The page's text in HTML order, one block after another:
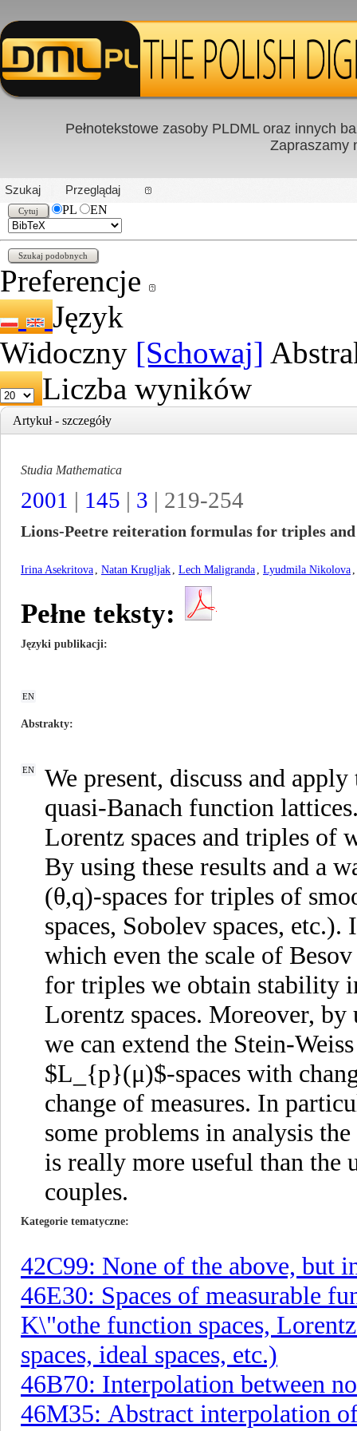
PL|EN
Pełnotekstowe zasoby PLDML oraz innych
Zapraszamy
Szukaj
Przeglądaj
PL
EN
Preferencje
Język
Widoczny [Schowaj]
Liczba wyników
Artykuł - szczegóły
Studia Mathematica
2001 | 145 | 3 | 219-254
Lions-Peetre reiteration formulas for triples
Irina Asekritova , Natan Krugljak , Lech Maligranda , Lyudmila Nikolova ,
Pełne teksty:
Języki publikacji
EN
Abstrakty
EN
We present, discuss and
quasi-Banach function
Lorentz spaces and triples of
By using these results and a
(θ,q)-spaces for triples of
spaces, Sobolev spaces,
which even the scale of
for triples we obtain stability
Lorentz spaces. Moreover, by
we can extend the Stein-
$L_{p}(μ)$-spaces with
change of measures. In
some problems in analysis
is really more useful than the
couples.
Kategorie tematyczne
42C99: None of the above, but
46E30: Spaces of measurable
K\"othe function spaces,
spaces, ideal spaces, etc.)
46B70: Interpolation between
46M35: Abstract interpolation